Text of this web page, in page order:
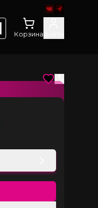
Корзина